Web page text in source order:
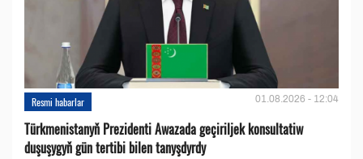
Resmi habarlar 01.08.2026 - 12:04
Türkmenistanyň Prezidenti Awazada geçiriljek konsultatiw
duşuşygyň gün tertibi bilen tanyşdyrdy